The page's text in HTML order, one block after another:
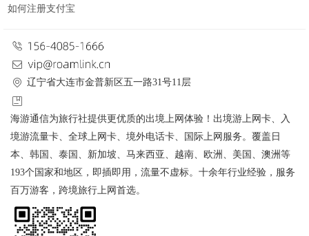
如何注册支付宝
辽宁省大连市金普新区五一路31号11层
海游通信为旅行社提供更优质的出境上网体验！出境游上网卡、入
境游流量卡、全球上网卡、境外电话卡、国际上网服务。覆盖日
本、韩国、泰国、新加坡、马来西亚、越南、欧洲、美国、澳洲等
193个国家和地区，即插即用，流量不虚标。十余年行业经验，服务
百万游客，跨境旅行上网首选。